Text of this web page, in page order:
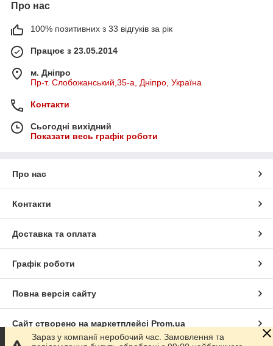
Про нас
100% позитивних з 33 відгуків за рік
Працює з 23.05.2014
м. Дніпро
Пр-т. Слобожанський,35-а, Дніпро, Україна
Контакти
Сьогодні вихідний
Показати весь графік роботи
Про нас
Контакти
Доставка та оплата
Графік роботи
Повна версія сайту
Сайт створено на маркетплейсі Prom.ua
Зараз у компанії неробочий час. Замовлення та